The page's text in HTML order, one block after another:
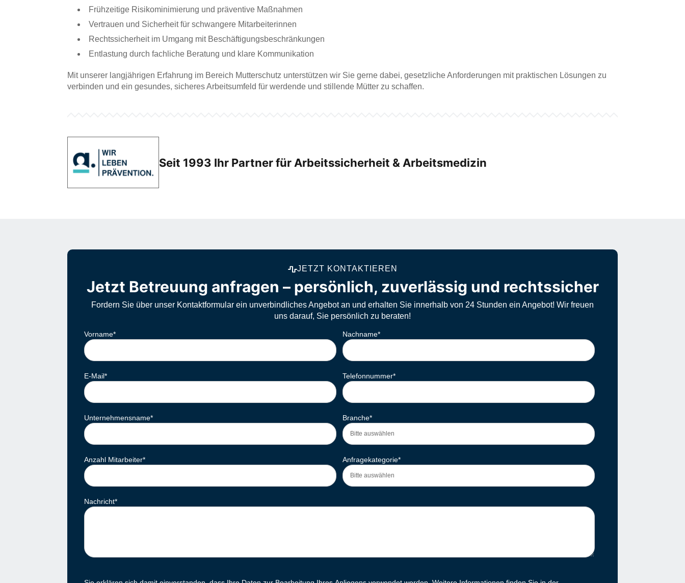
Frühzeitige Risikominimierung und präventive Maßnahmen
Vertrauen und Sicherheit für schwangere Mitarbeiterinnen
Rechtssicherheit im Umgang mit Beschäftigungsbeschränkungen
Entlastung durch fachliche Beratung und klare Kommunikation
Mit unserer langjährigen Erfahrung im Bereich Mutterschutz unterstützen wir Sie gerne dabei, gesetzliche Anforderungen mit praktischen Lösungen zu
verbinden und ein gesundes, sicheres Arbeitsumfeld für werdende und stillende Mütter zu schaffen.
Seit 1993 Ihr Partner für Arbeitssicherheit & Arbeitsmedizin
JETZT KONTAKTIEREN
Jetzt Betreuung anfragen – persönlich, zuverlässig und rechtssicher
Fordern Sie über unser Kontaktformular ein unverbindliches Angebot an und erhalten Sie innerhalb von 24 Stunden ein Angebot! Wir freuen
uns darauf, Sie persönlich zu beraten!
Vorname* Nachname*
E-Mail* Telefonnummer*
Unternehmensname* Branche*
Anzahl Mitarbeiter* Anfragekategorie*
Nachricht*